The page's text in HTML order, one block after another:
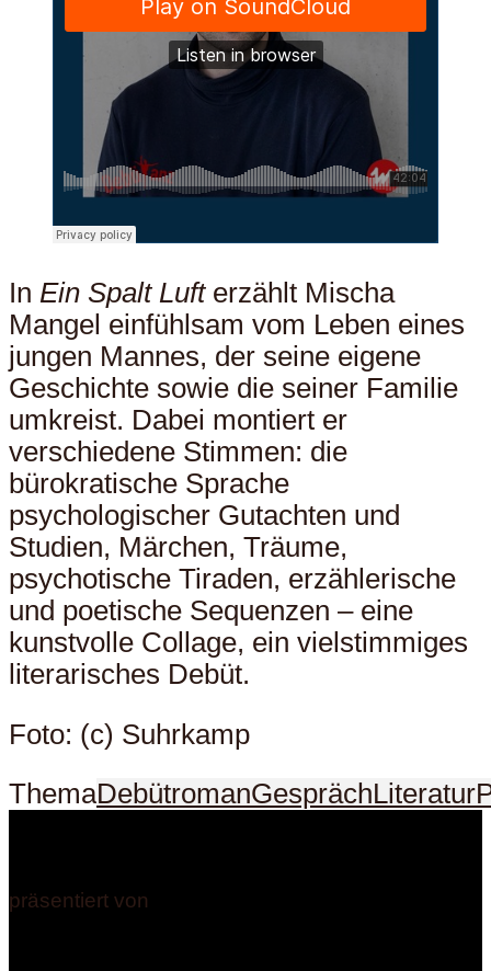
In Ein Spalt Lufterzählt Mischa
Mangel einfühlsam vom Leben eines
jungen Mannes, der seine eigene
Geschichte sowie die seiner Familie
umkreist. Dabei montiert er
verschiedene Stimmen: die
bürokratische Sprache
psychologischer Gutachten und
Studien, Märchen, Träume,
psychotische Tiraden, erzählerische
und poetische Sequenzen – eine
kunstvolle Collage, ein vielstimmiges
literarisches Debüt.
Foto: (c) Suhrkamp
ThemaDebütromanGesprächLiteratur
präsentiert von